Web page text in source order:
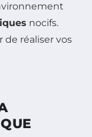
nocifs.
de réaliser vos